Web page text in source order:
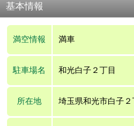
基本情報
満空情報 満車
駐車場名 和光白子２丁目
所在地 埼玉県和光市白子２